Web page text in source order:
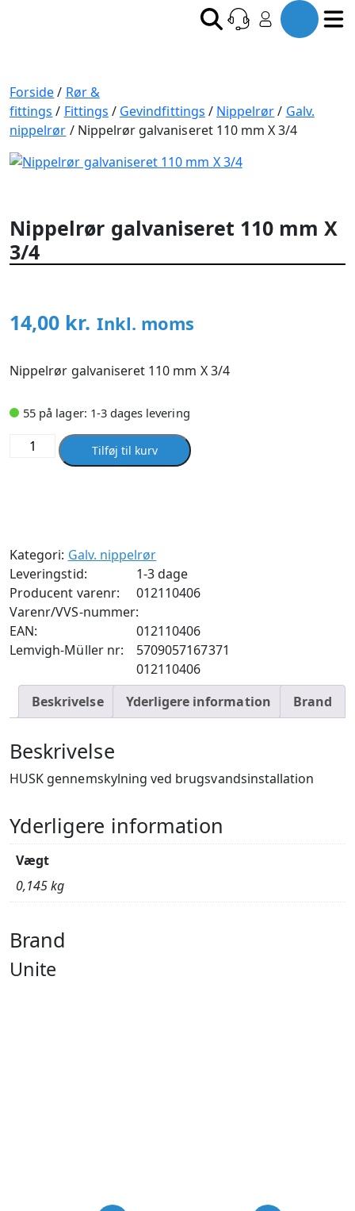
Forside/ Rør &
fittings / Fittings / Gevindfittings / Nippelrør/ Galv.
nippelrør / Nippelrør galvaniseret 110 mm X 3/4
Nippelrør galvaniseret 110 mm X
3/4
14,00 kr. Inkl. moms
Nippelrør galvaniseret 110 mm X 3/4
55 på lager: 1-3 dages levering
Nippelrør
galvaniseret
antal
Tilføj til kurv
Kategori: Galv. nippelrør
Leveringstid:
1-3 dage
Producent varenr:
012110406
Varenr/VVS-nummer:
012110406
EAN:
5709057167371
Lemvigh-Müller nr:
012110406
Beskrivelse
Yderligere information Brand
Beskrivelse
HUSK gennemskylning ved brugsvandsinstallation
Yderligere information
Vægt
0,145 kg
Brand
Unite